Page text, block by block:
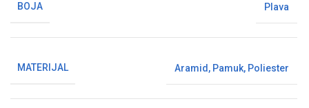
BOJA Plava
MATERIJAL Aramid , Pamuk, Poliester